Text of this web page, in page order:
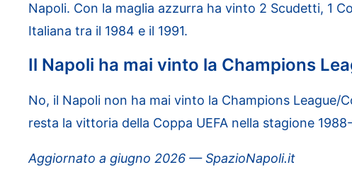
Napoli. Con la maglia azzurra ha vinto 2 Scudetti, 1
Italiana tra il 1984 e il 1991.
Il Napoli ha mai vinto la Champions
No, il Napoli non ha mai vinto la Champions League/
resta la vittoria della Coppa UEFA nella stagione
Aggiornato a giugno 2026 — SpazioNapoli.it